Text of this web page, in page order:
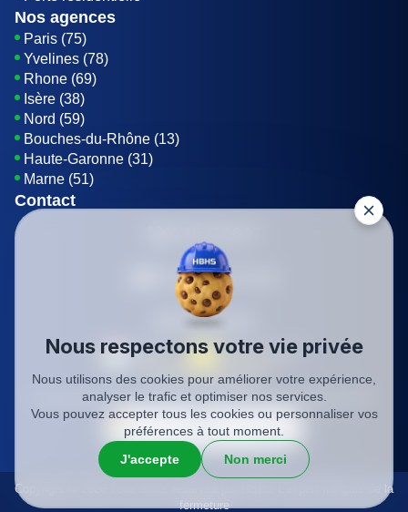
Nos agences
Paris (75)
Yvelines (78)
Rhone (69)
Isère (38)
Nord (59)
Bouches-du-Rhône (13)
Haute-Garonne (31)
Marne (51)
Contact
Envoyer un E-mail
Être rappelé
SIREN: 819116823
Charte qualité Mentions légales Politique de confidentialité
Copyright © 2026 Tous droits réservés par HBHS L'expert français de la
fermeture
Nous respectons votre vie privée
Nous utilisons des cookies pour améliorer votre expérience,
analyser le trafic et optimiser nos services.
Vous pouvez accepter tous les cookies ou personnaliser vos
préférences à tout moment.
J'accepte
Non merci